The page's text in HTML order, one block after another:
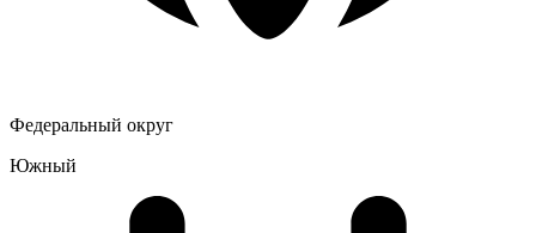
Федеральный округ
Южный